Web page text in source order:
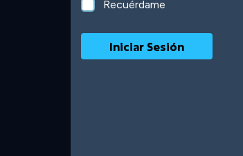
apodoRecuérdame